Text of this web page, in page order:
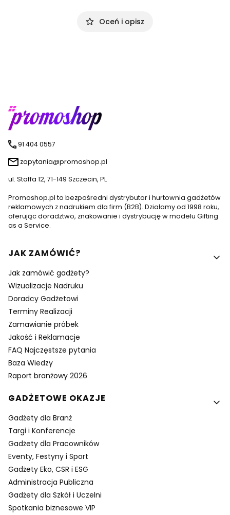
Oceń i opisz
91 404 0557
zapytania@promoshop.pl
ul. Staffa 12, 71-149 Szczecin, PL
Promoshop.pl to bezpośredni dystrybutor i hurtownia gadżetów
reklamowych z nadrukiem dla firm (B2B). Działamy od 1998 roku,
oferując doradztwo, znakowanie i dystrybucję w modelu Gifting
as a Service.
Linki w stopce
JAK ZAMÓWIĆ?
Jak zamówić gadżety?
Wizualizacje Nadruku
Doradcy Gadżetowi
Terminy Realizacji
Zamawianie próbek
Jakość i Reklamacje
FAQ Najczęstsze pytania
Baza Wiedzy
Raport branżowy 2026
GADŻETOWE OKAZJE
Gadżety dla Branż
Targi i Konferencje
Gadżety dla Pracowników
Eventy, Festyny i Sport
Gadżety Eko, CSR i ESG
Administracja Publiczna
Gadżety dla Szkół i Uczelni
Spotkania biznesowe VIP